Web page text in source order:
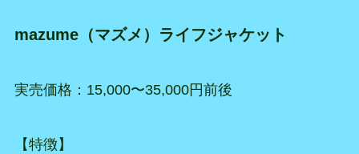
mazume（マズメ）ライフジャケット
実売価格：15,000〜35,000円前後
【特徴】